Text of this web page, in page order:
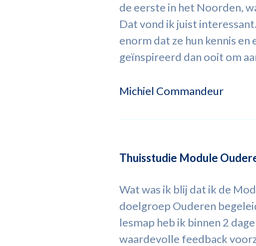
de eerste in het Noorden,
Dat vond ik juist
enorm dat ze hun kennis
geïnspireerd dan ooit om
Michiel Commandeur
Thuisstudie Module
Wat was ik blij dat ik de
doelgroep Ouderen
lesmap heb ik binnen 2
waardevolle feedback